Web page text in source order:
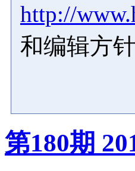
http://
和编辑方
第180期